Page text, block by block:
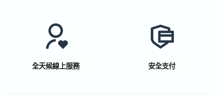
全天候線上服務 安全支付